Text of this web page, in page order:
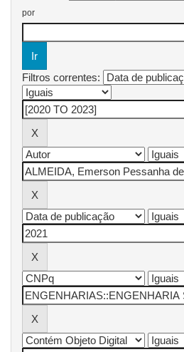
por
Filtros correntes: